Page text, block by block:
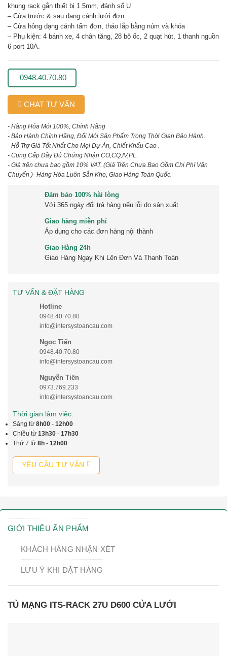
khung rack gắn thiết bị 1.5mm, đánh số U
– Cửa trước & sau dạng cánh lưới đơn.
– Cửa hông dạng cánh tấm đơn, tháo lắp bằng núm và khóa
– Phụ kiện: 4 bánh xe, 4 chân tăng, 28 bộ ốc, 2 quạt hút, 1 thanh nguồn
6 port 10A.
0948.40.70.80
CHAT TƯ VẤN
- Hàng Hóa Mới 100%, Chính Hãng
- Bảo Hành Chính Hãng, Đổi Mới Sản Phẩm Trong Thời Gian Bảo Hành.
- Hỗ Trợ Giá Tốt Nhất Cho Mọi Dự Án, Chiết Khấu Cao .
- Cung Cấp Đầy Đủ Chứng Nhận CO,CQ,IV,PL.
- Giá trên chưa bao gồm 10% VAT. (Giá Trên Chưa Bao Gồm Chi Phí Vận
Chuyển )- Hàng Hóa Luôn Sẵn Kho, Giao Hàng Toàn Quốc.
Đảm bảo 100% hài lòng
Với 365 ngày đổi trả hàng nếu lỗi do sản xuất
Giao hàng miễn phí
Áp dụng cho các đơn hàng nội thành
Giao Hàng 24h
Giao Hàng Ngay Khi Lên Đơn Và Thanh Toán
TƯ VẤN & ĐẶT HÀNG
Hotline
0948.40.70.80
info@intersystoancau.com
Ngọc Tiến
0948.40.70.80
info@intersystoancau.com
Nguyễn Tiến
0973.769.233
info@intersystoancau.com
Thời gian làm việc:
Sáng từ 8h00 - 12h00
Chiều từ 13h30 - 17h30
Thứ 7 từ 8h - 12h00
YÊU CẦU TƯ VẤN
GIỚI THIỆU ẤN PHẨM
KHÁCH HÀNG NHẬN XÉT
LƯU Ý KHI ĐẶT HÀNG
TỦ MẠNG ITS-RACK 27U D600 CỬA LƯỚI